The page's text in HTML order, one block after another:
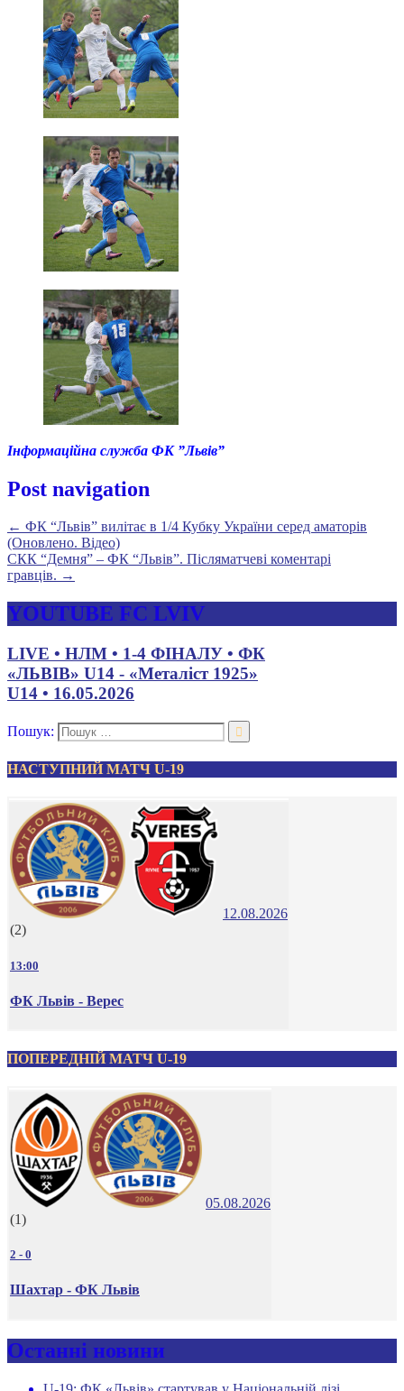
Інформаційна служба ФК ”Львів”
Post navigation
← ФК “Львів” вилітає в 1/4 Кубку України серед аматорів
(Оновлено. Відео)
СКК “Демня” – ФК “Львів”. Післяматчеві коментарі
гравців. →
YOUTUBE FC LVIV
LIVE • НЛМ • 1-4 ФІНАЛУ • ФК
«ЛЬВІВ» U14 - «Металіст 1925»
U14 • 16.05.2026
Пошук:
НАСТУПНИЙ МАТЧ U-19
12.08.2026
(2)
13:00
ФК Львів - Верес
ПОПЕРЕДНІЙ МАТЧ U-19
05.08.2026
(1)
2 - 0
Шахтар - ФК Львів
Останні новини